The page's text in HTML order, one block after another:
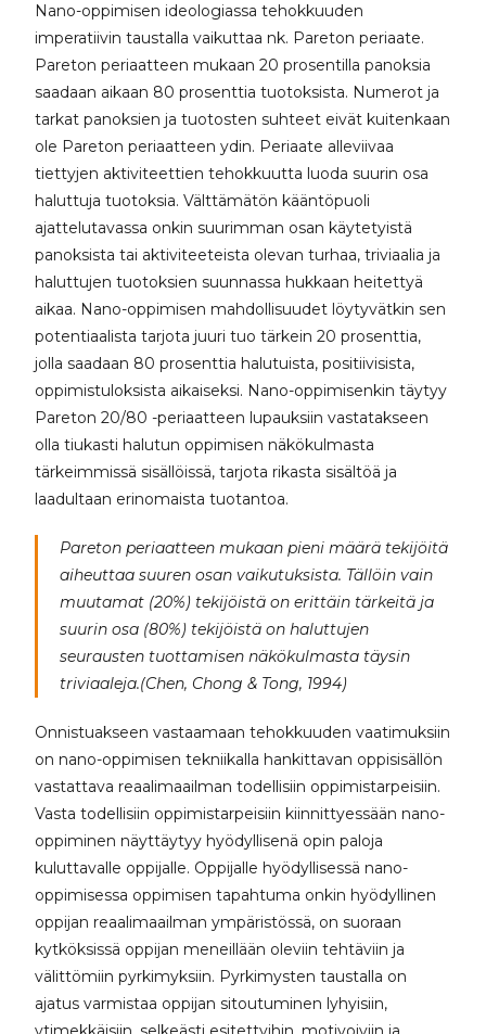
Nano-oppimisen ideologiassa tehokkuuden
imperatiivin taustalla vaikuttaa nk. Pareton periaate.
Pareton periaatteen mukaan 20 prosentilla panoksia
saadaan aikaan 80 prosenttia tuotoksista. Numerot ja
tarkat panoksien ja tuotosten suhteet eivät kuitenkaan
ole Pareton periaatteen ydin. Periaate alleviivaa
tiettyjen aktiviteettien tehokkuutta luoda suurin osa
haluttuja tuotoksia. Välttämätön kääntöpuoli
ajattelutavassa onkin suurimman osan käytetyistä
panoksista tai aktiviteeteista olevan turhaa, triviaalia ja
haluttujen tuotoksien suunnassa hukkaan heitettyä
aikaa. Nano-oppimisen mahdollisuudet löytyvätkin sen
potentiaalista tarjota juuri tuo tärkein 20 prosenttia,
jolla saadaan 80 prosenttia halutuista, positiivisista,
oppimistuloksista aikaiseksi. Nano-oppimisenkin täytyy
Pareton 20/80 -periaatteen lupauksiin vastatakseen
olla tiukasti halutun oppimisen näkökulmasta
tärkeimmissä sisällöissä, tarjota rikasta sisältöä ja
laadultaan erinomaista tuotantoa.
Pareton periaatteen mukaan pieni määrä tekijöitä
aiheuttaa suuren osan vaikutuksista. Tällöin vain
muutamat (20%) tekijöistä on erittäin tärkeitä ja
suurin osa (80%) tekijöistä on haluttujen
seurausten tuottamisen näkökulmasta täysin
triviaaleja.(Chen, Chong & Tong, 1994)
Onnistuakseen vastaamaan tehokkuuden vaatimuksiin
on nano-oppimisen tekniikalla hankittavan oppisisällön
vastattava reaalimaailman todellisiin oppimistarpeisiin.
Vasta todellisiin oppimistarpeisiin kiinnittyessään nano-
oppiminen näyttäytyy hyödyllisenä opin paloja
kuluttavalle oppijalle. Oppijalle hyödyllisessä nano-
oppimisessa oppimisen tapahtuma onkin hyödyllinen
oppijan reaalimaailman ympäristössä, on suoraan
kytköksissä oppijan meneillään oleviin tehtäviin ja
välittömiin pyrkimyksiin. Pyrkimysten taustalla on
ajatus varmistaa oppijan sitoutuminen lyhyisiin,